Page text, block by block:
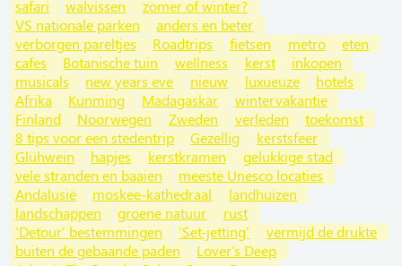
safari
walvissen
zomer of winter?
VS nationale parken
anders en beter
verborgen pareltjes
Roadtrips fietsen metro
eten
cafes
Botanische tuin wellness kerst
inkopen
musicals
new years eve nieuw luxueuze
hotels
Afrika
Kunming Madagaskar
wintervakantie
Finland
Noorwegen Zweden verleden
toekomst
8 tips voor een stedentrip
Gezellig
kerstsfeer
Glühwein
hapjes kerstkramen
gelukkige stad
vele stranden en baaien
meeste Unesco locaties
Andalusië
moskee-kathedraal
landhuizen
landschappen
groene natuur
rust
'Detour' bestemmingen
'Set-jetting'
vermijd de drukte
buiten de gebaande paden
Lover's Deep